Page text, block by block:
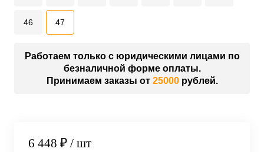
46 47
Работаем только с юридическими лицами по
безналичной форме оплаты.
Принимаем заказы от 25000рублей.
6 448 ₽ / шт